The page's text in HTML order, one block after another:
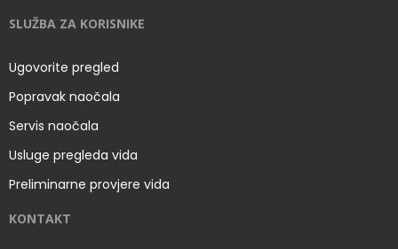
SLUŽBA ZA KORISNIKE
Ugovorite pregled
Popravak naočala
Servis naočala
Usluge pregleda vida
Preliminarne provjere vida
KONTAKT